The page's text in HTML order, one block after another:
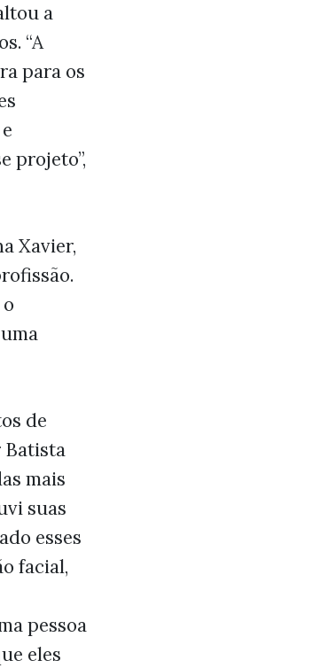
a
“A
para os
projeto”,
Xavier,
de
Batista
mais
suas
esses
facial,
pessoa
eles